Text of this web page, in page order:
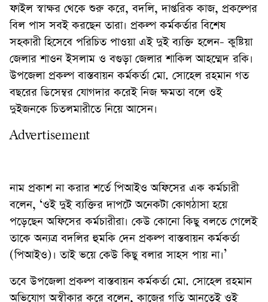
ফাইল স্বাক্ষর থেকে শুরু করে, বদলি, দাপ্তরিক কাজ, প্রকল্পের
বিল পাস সবই করছেন তারা। প্রকল্প কর্মকর্তার বিশেষ
সহকারী হিসেবে পরিচিত পাওয়া এই দুই ব্যক্তি হলেন- কুষ্টিয়া
জেলার শাওন ইসলাম ও বগুড়া জেলার শাকিল আহম্মেদ রকি।
উপজেলা প্রকল্প বাস্তবায়ন কর্মকর্তা মো. সোহেল রহমান গত
বছরের ডিসেম্বর যোগদার করেই নিজ ক্ষমতা বলে ওই
দুইজনকে চিতলমারীতে নিয়ে আসেন।
Advertisement
নাম প্রকাশ না করার শর্তে পিআইও অফিসের এক কর্মচারী
বলেন, ‘ওই দুই ব্যক্তির দাপটে অনেকটা কোণঠাসা হয়ে
পড়েছেন অফিসের কর্মচারীরা। কেউ কোনো কিছু বলতে গেলেই
তাকে অন্যত্র বদলির হুমকি দেন প্রকল্প বাস্তবায়ন কর্মকর্তা
(পিআইও)। তাই ভয়ে কেউ কিছু বলার সাহস পায় না।’
তবে উপজেলা প্রকল্প বাস্তবায়ন কর্মকর্তা মো. সোহেল রহমান
অভিযোগ অস্বীকার করে বলেন, কাজের গতি আনতেই ওই